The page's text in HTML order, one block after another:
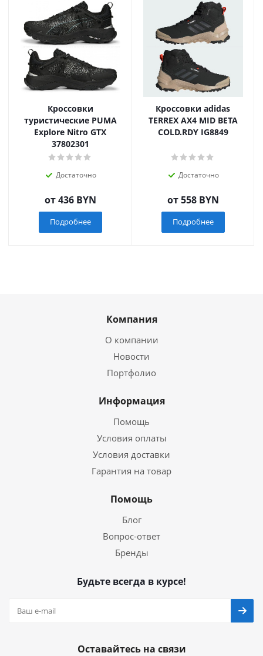
Кроссовки
туристические PUMA
Explore Nitro GTX
37802301
Достаточно
от436 BYN
Подробнее
Кроссовки adidas
TERREX AX4 MID BETA
COLD.RDY IG8849
Достаточно
от558 BYN
Подробнее
Компания
О компании
Новости
Портфолио
Информация
Помощь
Условия оплаты
Условия доставки
Гарантия на товар
Помощь
Блог
Вопрос-ответ
Бренды
Будьте всегда в курсе!
Оставайтесь на связи